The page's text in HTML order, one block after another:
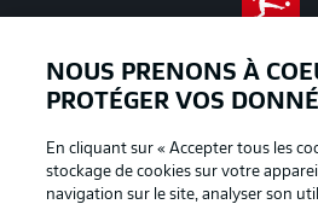
Proposé par
NOUS PRENONS À
PROTÉGER VOS
En cliquant sur « Accepter tous les
stockage de cookies sur votre
navigation sur le site, analyser son